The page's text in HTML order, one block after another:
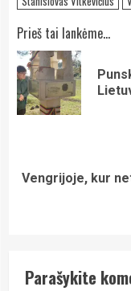
Continue
Reading
Prieš tai lankėme...
Next
Vengrijoje, kur
Parašykite